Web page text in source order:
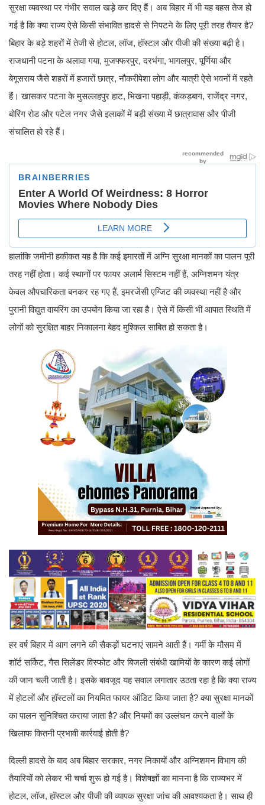
सुरक्षा व्यवस्था पर गंभीर सवाल खड़े कर दिए हैं। अब बिहार में भी यह बहस तेज हो
गई है कि क्या राज्य ऐसे किसी संभावित हादसे से निपटने के लिए पूरी तरह तैयार है?
बिहार के बड़े शहरों में तेजी से होटल, लॉज, हॉस्टल और पीजी की संख्या बढ़ी है।
राजधानी पटना के अलावा गया, मुजफ्फरपुर, दरभंगा, भागलपुर, पूर्णिया और
बेगूसराय जैसे शहरों में हजारों छात्र, नौकरीपेशा लोग और यात्री ऐसे भवनों में रहते
हैं। खासकर पटना के मुसल्लहपुर हाट, भिखना पहाड़ी, कंकड़बाग, राजेंद्र नगर,
बोरिंग रोड और पटेल नगर जैसे इलाकों में बड़ी संख्या में छात्रावास और पीजी
संचालित हो रहे हैं।
हालांकि जमीनी हकीकत यह है कि कई इमारतों में अग्नि सुरक्षा मानकों का पालन पूरी
तरह नहीं होता। कई स्थानों पर फायर अलार्म सिस्टम नहीं हैं, अग्निशमन यंत्र
केवल औपचारिकता बनकर रह गए हैं, इमरजेंसी एग्जिट की व्यवस्था नहीं है और
पुरानी विद्युत वायरिंग का उपयोग किया जा रहा है। ऐसे में किसी भी आपात स्थिति में
लोगों को सुरक्षित बाहर निकालना बेहद मुश्किल साबित हो सकता है।
हर वर्ष बिहार में आग लगने की सैकड़ों घटनाएं सामने आती हैं। गर्मी के मौसम में
शॉर्ट सर्किट, गैस सिलेंडर विस्फोट और बिजली संबंधी खामियों के कारण कई लोगों
की जान चली जाती है। इसके बावजूद यह सवाल लगातार उठता रहा है कि क्या राज्य
में होटलों और हॉस्टलों का नियमित फायर ऑडिट किया जाता है? क्या सुरक्षा मानकों
का पालन सुनिश्चित कराया जाता है? और नियमों का उल्लंघन करने वालों के
खिलाफ कितनी प्रभावी कार्रवाई होती है?
दिल्ली हादसे के बाद अब बिहार सरकार, नगर निकायों और अग्निशमन विभाग की
तैयारियों को लेकर भी चर्चा शुरू हो गई है। विशेषज्ञों का मानना है कि राज्यभर में
होटल, लॉज, हॉस्टल और पीजी की व्यापक सुरक्षा जांच की आवश्यकता है। साथ ही